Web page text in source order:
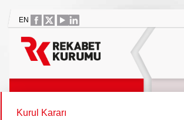
EN
Kurul Kararı